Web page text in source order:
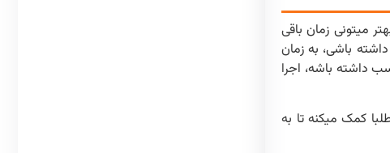
بهتر میتونی زمان باقی
باشی، به زمان
داشته باشه، اجرا
کمک میکنه تا به